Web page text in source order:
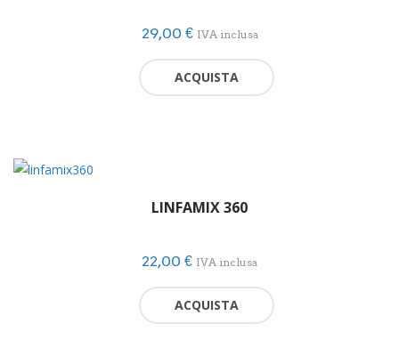
29,00 € IVA inclusa
ACQUISTA
LINFAMIX 360
22,00 € IVA inclusa
ACQUISTA